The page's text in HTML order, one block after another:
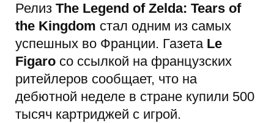
Релиз The Legend of Zelda: Tears of
the Kingdom стал одним из самых
успешных во Франции. Газета Le
Figaro со ссылкой на французских
ритейлеров сообщает, что на
дебютной неделе в стране купили 500
тысяч картриджей с игрой.